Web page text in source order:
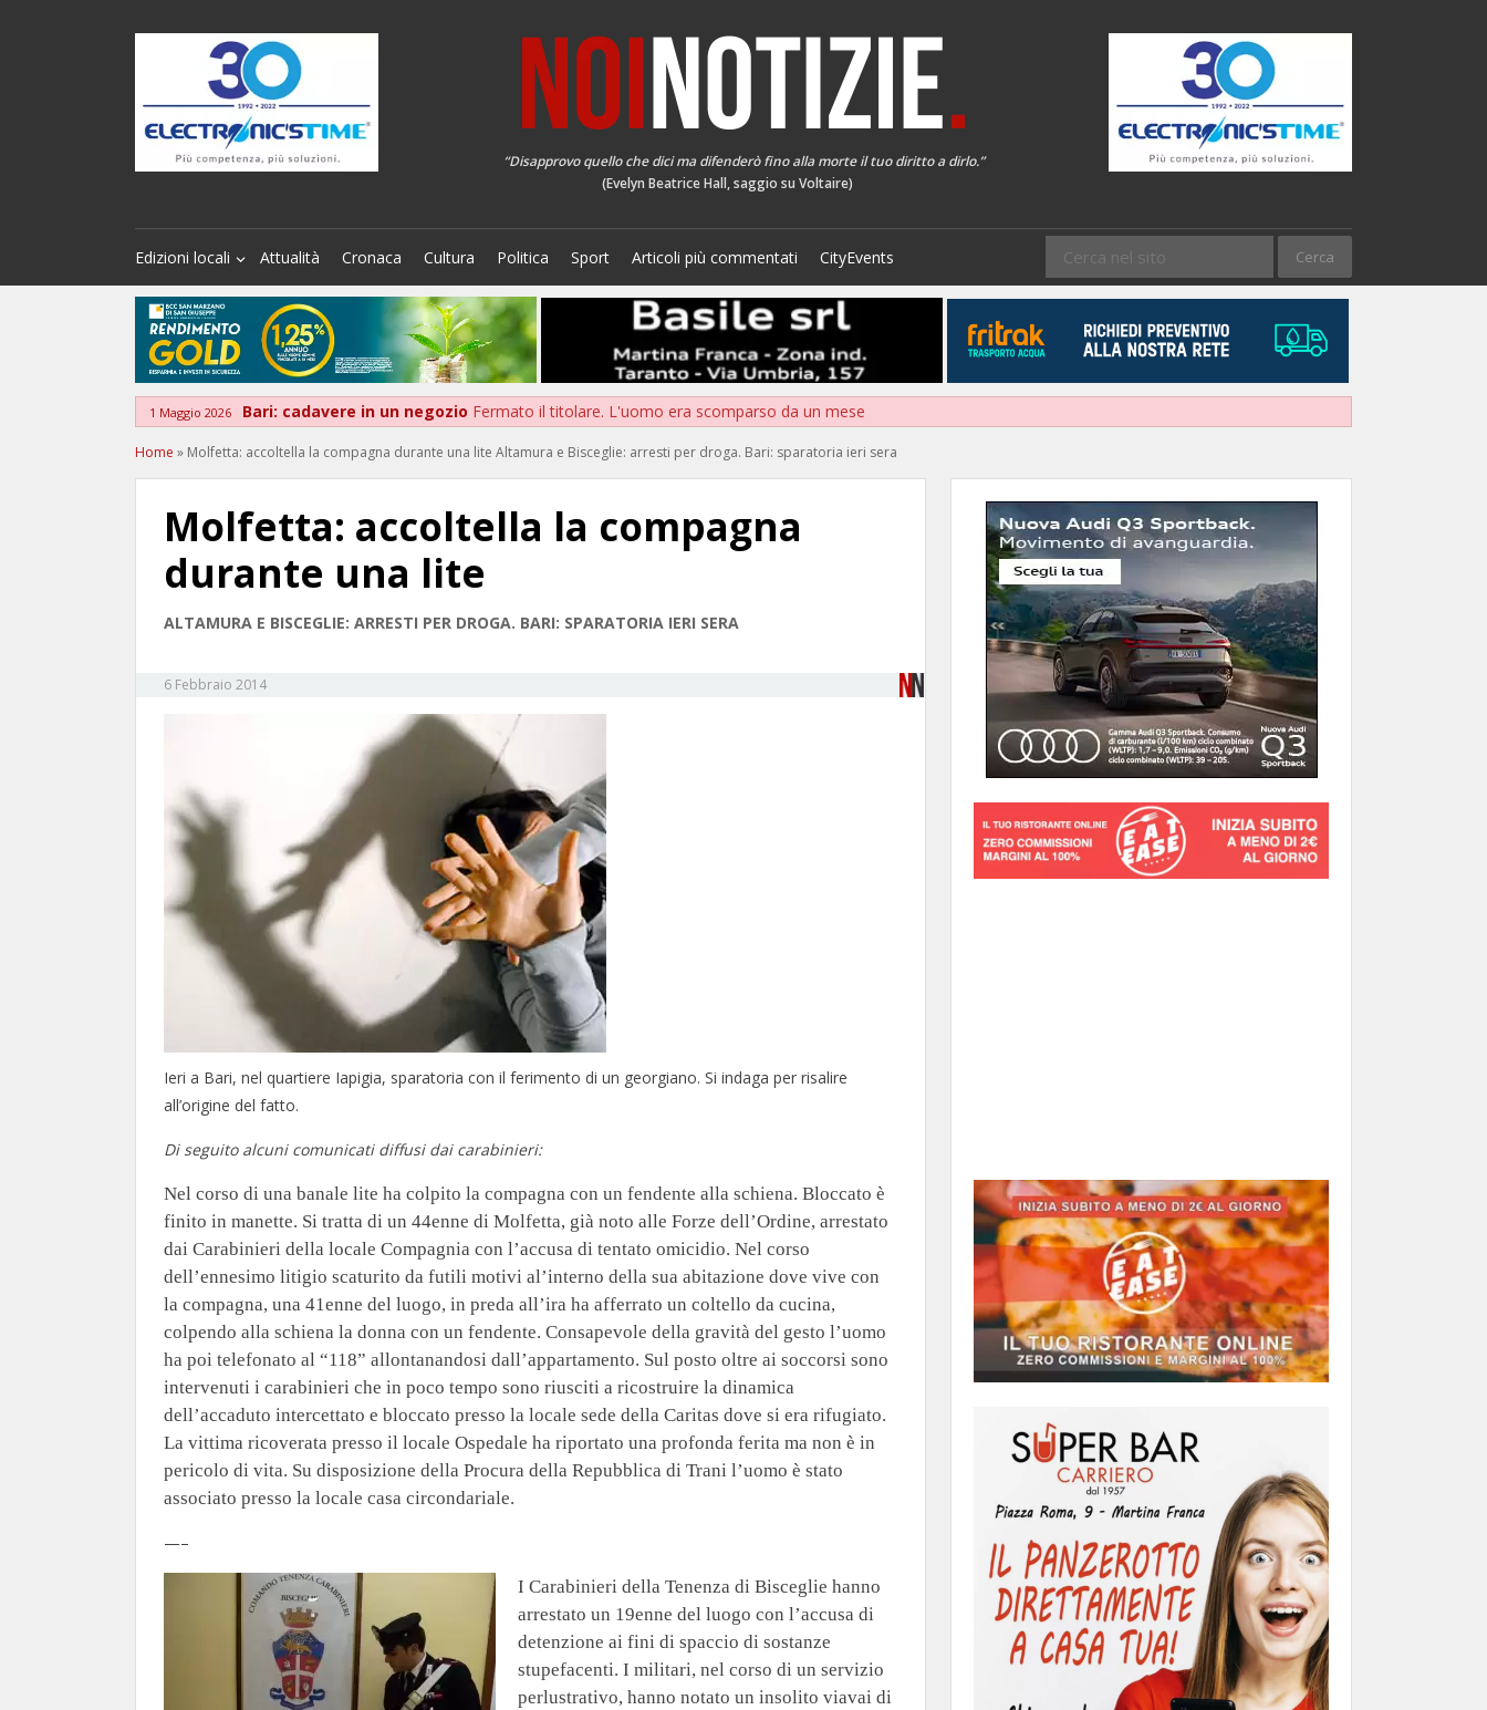
“Disapprovo quello che dici ma difenderò fino alla morte il tuo diritto a dirlo.”
(Evelyn Beatrice Hall, saggio su Voltaire)
Edizioni locali Attualità Cronaca Cultura Politica Sport Articoli più commentati CityEvents
1 Maggio 2026 Bari: cadavere in un negozio Fermato il titolare. L'uomo era scomparso da un mese
Home » Molfetta: accoltella la compagna durante una lite Altamura e Bisceglie: arresti per droga. Bari: sparatoria ieri sera
Molfetta: accoltella la compagna
durante una lite
ALTAMURA E BISCEGLIE: ARRESTI PER DROGA. BARI: SPARATORIA IERI SERA
6 Febbraio 2014
Ieri a Bari, nel quartiere Iapigia, sparatoria con il ferimento di un georgiano. Si indaga per risalire
all’origine del fatto.
Di seguito alcuni comunicati diffusi dai carabinieri:
Nel corso di una banale lite ha colpito la compagna con un fendente alla schiena. Bloccato è
finito in manette. Si tratta di un 44enne di Molfetta, già noto alle Forze dell’Ordine, arrestato
dai Carabinieri della locale Compagnia con l’accusa di tentato omicidio. Nel corso
dell’ennesimo litigio scaturito da futili motivi al’interno della sua abitazione dove vive con
la compagna, una 41enne del luogo, in preda all’ira ha afferrato un coltello da cucina,
colpendo alla schiena la donna con un fendente. Consapevole della gravità del gesto l’uomo
ha poi telefonato al “118” allontanandosi dall’appartamento. Sul posto oltre ai soccorsi sono
intervenuti i carabinieri che in poco tempo sono riusciti a ricostruire la dinamica
dell’accaduto intercettato e bloccato presso la locale sede della Caritas dove si era rifugiato.
La vittima ricoverata presso il locale Ospedale ha riportato una profonda ferita ma non è in
pericolo di vita. Su disposizione della Procura della Repubblica di Trani l’uomo è stato
associato presso la locale casa circondariale.
—–
I Carabinieri della Tenenza di Bisceglie hanno
arrestato un 19enne del luogo con l’accusa di
detenzione ai fini di spaccio di sostanze
stupefacenti. I militari, nel corso di un servizio
perlustrativo, hanno notato un insolito viavai di